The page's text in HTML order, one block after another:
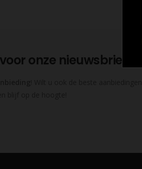
onze nieuwsbrief